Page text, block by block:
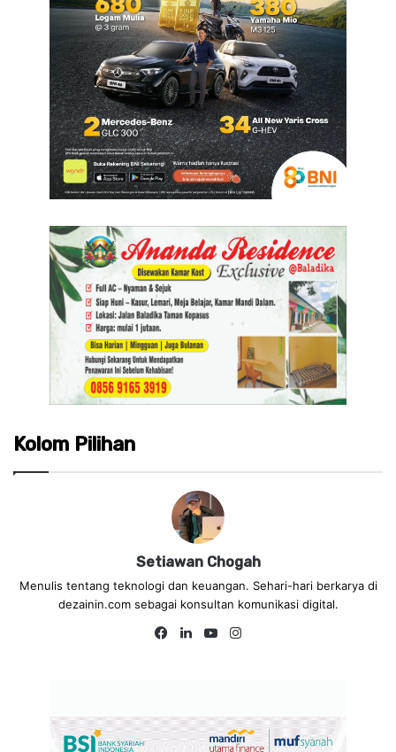
Kolom Pilihan
Setiawan Chogah
Menulis tentang teknologi dan keuangan. Sehari-hari berkarya di
dezainin.com sebagai konsultan komunikasi digital.
Fa
Lin
Yo